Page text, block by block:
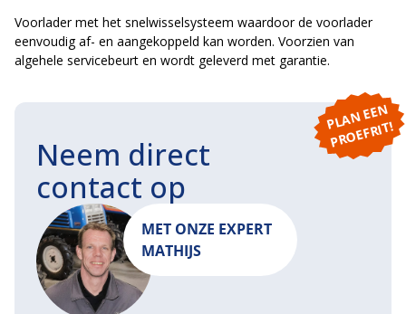
Voorlader met het snelwisselsysteem waardoor de voorlader
eenvoudig af- en aangekoppeld kan worden. Voorzien van
algehele servicebeurt en wordt geleverd met garantie.
P
L
A
N
E
E
N
P
R
O
E
F
RI
T!
Neem direct
contact op
MET ONZE EXPERT
MATHIJS